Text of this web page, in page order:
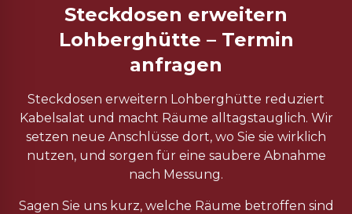
Steckdosen erweitern
Lohberghütte – Termin
anfragen
Steckdosen erweitern Lohberghütte reduziert
Kabelsalat und macht Räume alltagstauglich. Wir
setzen neue Anschlüsse dort, wo Sie sie wirklich
nutzen, und sorgen für eine saubere Abnahme
nach Messung.
Sagen Sie uns kurz, welche Räume betroffen sind